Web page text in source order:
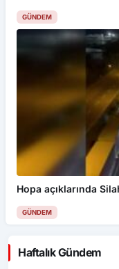
GÜNDEM
Hopa açıklarında
GÜNDEM
Haftalık Gündem